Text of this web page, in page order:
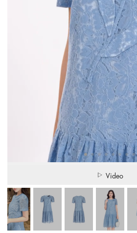
Video